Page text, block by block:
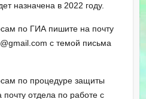
назначена в 2022 году.
по ГИА пишите на почту
с темой письма
по процедуре защиты
отдела по работе с